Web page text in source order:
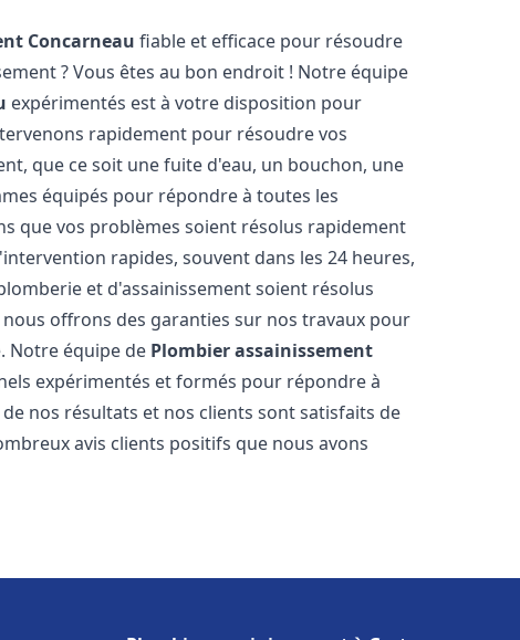
Concarneau fiable et efficace pour résoudre
? Vous êtes au bon endroit ! Notre équipe
expérimentés est à votre disposition pour
rapidement pour résoudre vos
que ce soit une fuite d'eau, un bouchon, une
équipés pour répondre à toutes les
que vos problèmes soient résolus rapidement
rapides, souvent dans les 24 heures,
et d'assainissement soient résolus
offrons des garanties sur nos travaux pour
Notre équipe de Plombier assainissement
expérimentés et formés pour répondre à
nos résultats et nos clients sont satisfaits de
avis clients positifs que nous avons